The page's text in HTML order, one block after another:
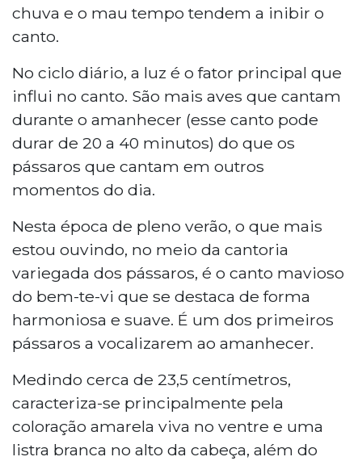
chuva e o mau tempo tendem a inibir o
canto.
No ciclo diário, a luz é o fator principal que
influi no canto. São mais aves que cantam
durante o amanhecer (esse canto pode
durar de 20 a 40 minutos) do que os
pássaros que cantam em outros
momentos do dia.
Nesta época de pleno verão, o que mais
estou ouvindo, no meio da cantoria
variegada dos pássaros, é o canto mavioso
do bem-te-vi que se destaca de forma
harmoniosa e suave. É um dos primeiros
pássaros a vocalizarem ao amanhecer.
Medindo cerca de 23,5 centímetros,
caracteriza-se principalmente pela
coloração amarela viva no ventre e uma
listra branca no alto da cabeça, além do